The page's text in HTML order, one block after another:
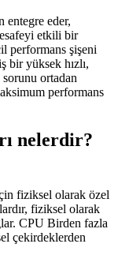
entegre eder,
etkili bir
performans şişeni
bir yüksek hızlı,
ortadan
performans
nelerdir?
fiziksel olarak özel
fiziksel olarak
CPU Birden fazla
çekirdeklerden